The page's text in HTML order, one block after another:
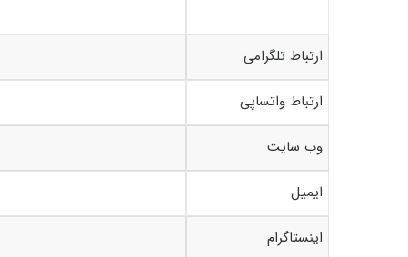
ارتباط تلگرامی
ارتباط واتساپی
وب سایت
ایمیل
اینستاگرام